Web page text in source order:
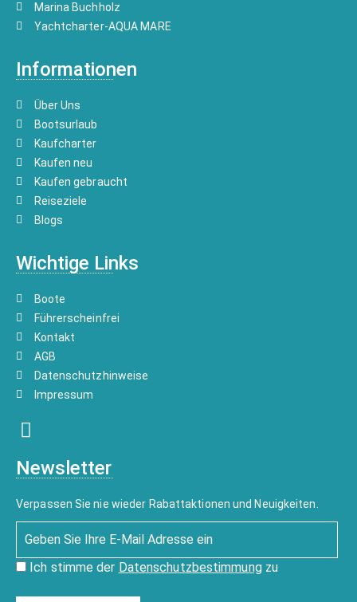
Marina Buchholz
Yachtcharter-AQUA MARE
Informationen
Über Uns
Bootsurlaub
Kaufcharter
Kaufen neu
Kaufen gebraucht
Reiseziele
Blogs
Wichtige Links
Boote
Führerscheinfrei
Kontakt
AGB
Datenschutzhinweise
Impressum
Newsletter
Verpassen Sie nie wieder Rabattaktionen und Neuigkeiten.
Ich stimme der Datenschutzbestimmungzu